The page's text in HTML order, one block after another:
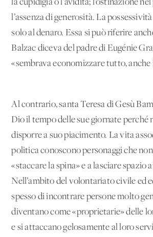
la cupidigia o l’avidità; l’ostinazione
l’assenza di generosità. La
solo al denaro. Essa si può riferire
Balzac diceva del padre di Eugénie
«sembrava economizzare tutto,
Al contrario, santa Teresa di Gesù
Dio il tempo delle sue giornate perché
disporre a suo piacimento. La vita
politica conoscono personaggi che
«staccare la spina» e a lasciare spazio
Nell’ambito del volontariato civile ed
spesso di incontrare persone molto
diventano come «proprietarie» delle
e si attaccano gelosamente al loro